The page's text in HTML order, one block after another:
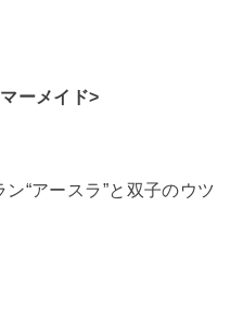
ーメイド>
“アースラ”と双子のウツ